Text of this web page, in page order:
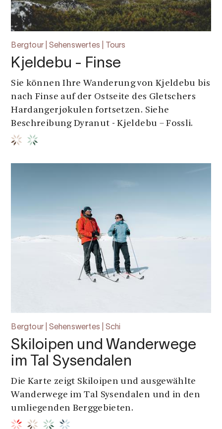
Bergtour | Sehenswertes | Tours
Kjeldebu - Finse
Sie können Ihre Wanderung von Kjeldebu bis
nach Finse auf der Ostseite des Gletschers
Hardangerjøkulen fortsetzen. Siehe
Beschreibung Dyranut - Kjeldebu – Fossli.
Bergtour | Sehenswertes | Schi
Skiloipen und Wanderwege
im Tal Sysendalen
Die Karte zeigt Skiloipen und ausgewählte
Wanderwege im Tal Sysendalen und in den
umliegenden Berggebieten.